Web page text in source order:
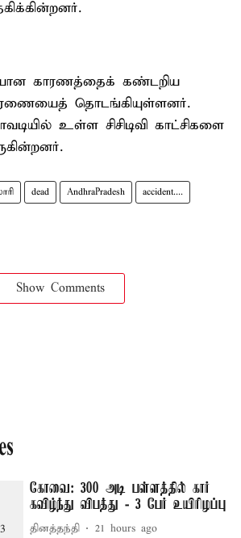
காரணத்தைக் கண்டறிய
தொடங்கியுள்ளனர்.
உள்ள சிசிடிவி காட்சிகளை
dead AndhraPradesh accident....
Show Comments
கோவை: 300 அடி பள்ளத்தில் கார்
கவிழ்ந்து விபத்து - 3 பேர் உயிரிழப்பு
தினத்தந்தி 21 hours ago